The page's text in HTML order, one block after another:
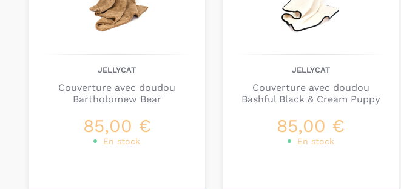
JELLYCAT
Couverture avec doudou
Bartholomew Bear
85,00 €
En stock
JELLYCAT
Couverture avec doudou
Bashful Black & Cream Puppy
85,00 €
En stock